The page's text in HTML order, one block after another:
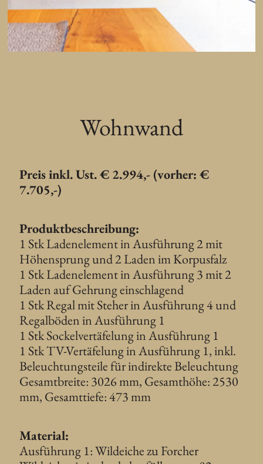
Wohnwand
Preis inkl. Ust. € 2.994,- (vorher: €
7.705,-)
Produktbeschreibung:
1 Stk Ladenelement in Ausführung 2 mit
Höhensprung und 2 Laden im Korpusfalz
1 Stk Ladenelement in Ausführung 3 mit 2
Laden auf Gehrung einschlagend
1 Stk Regal mit Steher in Ausführung 4 und
Regalböden in Ausführung 1
1 Stk Sockelvertäfelung in Ausführung 1
1 Stk TV-Vertäfelung in Ausführung 1, inkl.
Beleuchtungsteile für indirekte Beleuchtung
Gesamtbreite: 3026 mm, Gesamthöhe: 2530
mm, Gesamttiefe: 473 mm
Material:
Ausführung 1: Wildeiche zu Forcher